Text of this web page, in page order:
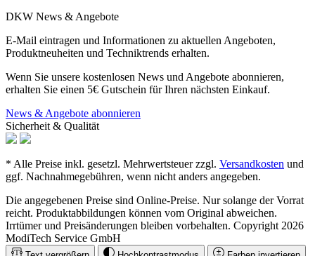
DKW News & Angebote
E-Mail eintragen und Informationen zu aktuellen Angeboten,
Produktneuheiten und Techniktrends erhalten.
Wenn Sie unsere kostenlosen News und Angebote abonnieren,
erhalten Sie einen 5€ Gutschein für Ihren nächsten Einkauf.
News & Angebote abonnieren
Sicherheit & Qualität
* Alle Preise inkl. gesetzl. Mehrwertsteuer zzgl. Versandkosten und
ggf. Nachnahmegebühren, wenn nicht anders angegeben.
Die angegebenen Preise sind Online-Preise. Nur solange der Vorrat
reicht. Produktabbildungen können vom Original abweichen.
Irrtümer und Preisänderungen bleiben vorbehalten. Copyright 2026
ModiTech Service GmbH